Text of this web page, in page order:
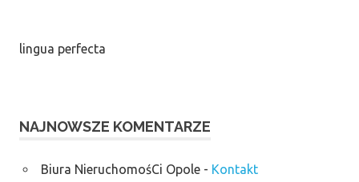
lingua perfecta
NAJNOWSZE KOMENTARZE
Biura NieruchomośCi Opole- Kontakt